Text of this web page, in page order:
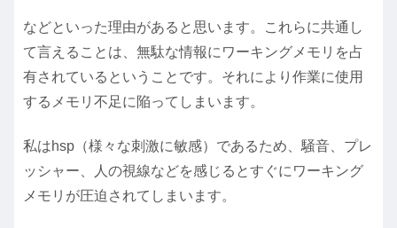
などといった理由があると思います。これらに共通し
て言えることは、無駄な情報にワーキングメモリを占
有されているということです。それにより作業に使用
するメモリ不足に陥ってしまいます。
私はhsp（様々な刺激に敏感）であるため、騒音、プレ
ッシャー、人の視線などを感じるとすぐにワーキング
メモリが圧迫されてしまいます。